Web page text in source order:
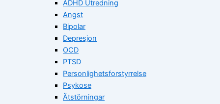
ADHD Utredning
Angst
Bipolar
Depresjon
OCD
PTSD
Personlighetsforstyrrelse
Psykose
Ätstörningar